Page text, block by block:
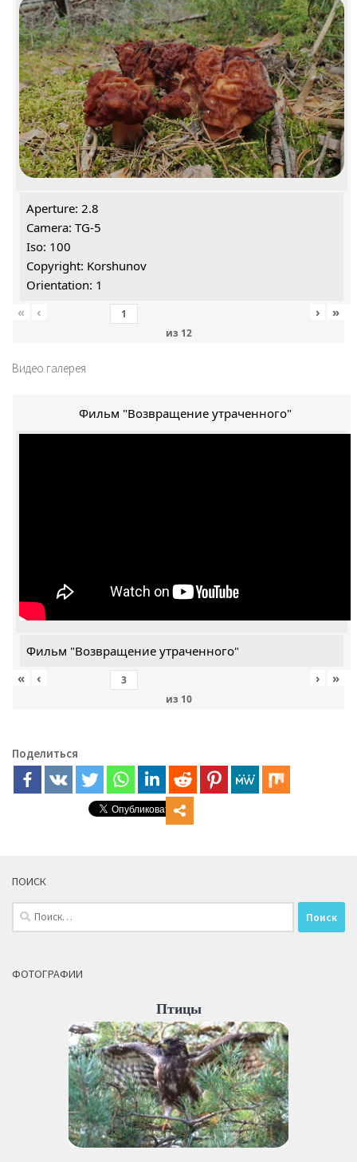
Aperture: 2.8
Camera: TG-5
Iso: 100
Copyright: Korshunov
Orientation: 1
«
‹
из 12
› »
Видео галерея
Фильм "Возвращение утраченного"
Фильм "Возвращение утраченного"
«
‹
из 10
› »
Поделиться
ПОИСК
Найти:
ФОТОГРАФИИ
Птицы